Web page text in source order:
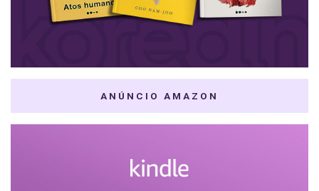
ANÚNCIO AMAZON